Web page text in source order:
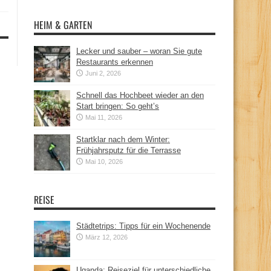
HEIM & GARTEN
Lecker und sauber – woran Sie gute
Restaurants erkennen
Juni 2, 2026
Schnell das Hochbeet wieder an den
Start bringen: So geht’s
Mai 11, 2026
Startklar nach dem Winter:
Frühjahrsputz für die Terrasse
Mai 10, 2026
REISE
Städtetrips: Tipps für ein Wochenende
März 12, 2026